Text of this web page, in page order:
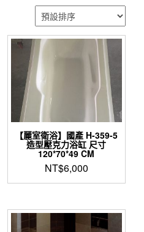
【麗室衛浴】國產 H-359-5
造型壓克力浴缸 尺寸
120*70*49 CM
NT$6,000